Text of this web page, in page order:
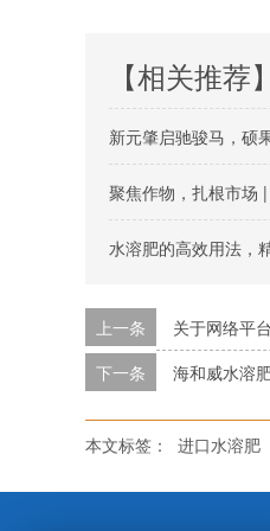
【相关推荐】
新元肇启驰骏马，
聚焦作物，扎根市场
水溶肥的高效用法，
上一条
关于网络平
下一条
海和威水溶
本文标签： 进口水溶肥